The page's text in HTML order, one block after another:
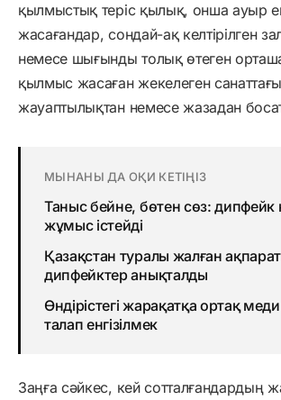
қылмыстық теріс қылық, онша ауыр
жасағандар, сондай-ақ келтірілген
немесе шығынды толық өтеген
қылмыс жасаған жекелеген
жауаптылықтан немесе жазадан
МЫНАНЫ ДА ОҚИ КЕТІҢІЗ
Таныс бейне, бөтен сөз: дипфейк
жұмыс істейді
Қазақстан туралы жалған
дипфейктер анықталды
Өндірістегі жарақатқа ортақ
талап енгізілмек
Заңға сәйкес, кей сотталғандардың